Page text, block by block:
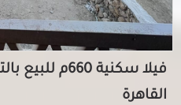
فيلا سكنية
القاهرة